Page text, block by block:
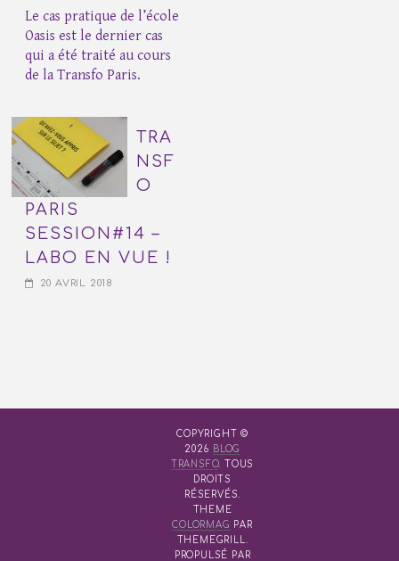
Le cas pratique de l’école
Oasis est le dernier cas
qui a été traité au cours
de la Transfo Paris.
TRA
NSF
O
PARIS
SESSION#14 –
LABO EN VUE !
20 AVRIL 2018
COPYRIGHT ©
2026
BLOG
TRANSFO. TOUS
DROITS
RÉSERVÉS.
THEME
COLORMAG
PAR
THEMEGRILL.
PROPULSÉ PAR